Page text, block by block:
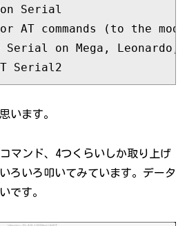
Serial
commands (to the
Serial on Mega, Leonardo,
Serial2
います。
マンド、4つくらいしか取り上げ
ろいろ叩いてみています。データ
です。